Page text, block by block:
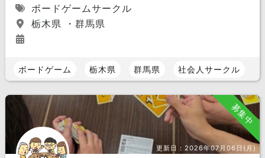
ボードゲームサークル
栃木県 ・群馬県
ボードゲーム 栃木県 群馬県 社会人サークル
募集中
更新日：2026年07月06日(月)